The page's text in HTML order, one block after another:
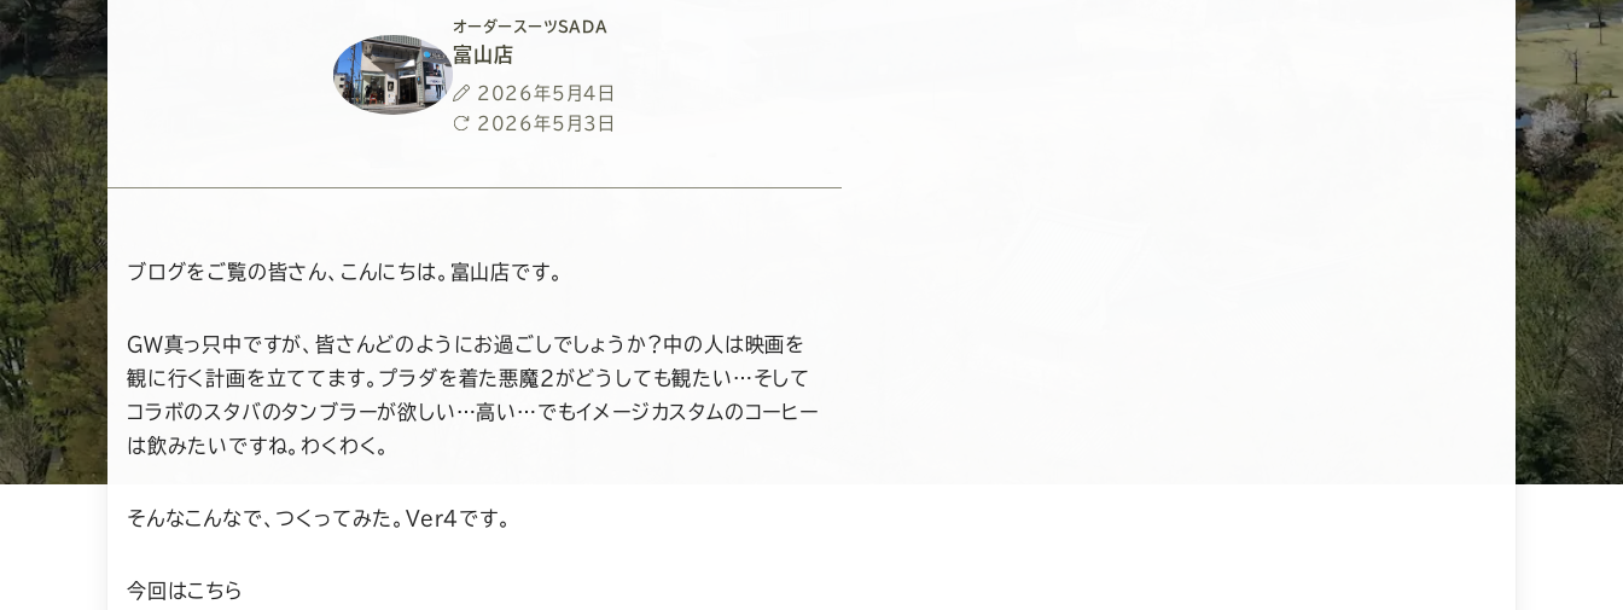
オーダースーツSADA
富山店
投
稿
2026年5月4日
最
更
2026年5月3日
ブログをご覧の皆さん、こんにちは。富山店です。
GW真っ只中ですが、皆さんどのようにお過ごしでしょうか？中の人は映画を
観に行く計画を立ててます。プラダを着た悪魔2がどうしても観たい…そして
コラボのスタバのタンブラーが欲しい…高い…でもイメージカスタムのコーヒー
は飲みたいですね。わくわく。
そんなこんなで、つくってみた。Ver4です。
今回はこちら